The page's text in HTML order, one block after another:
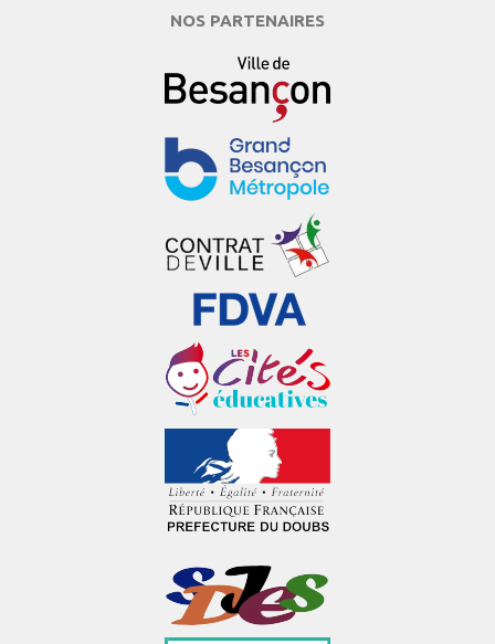
NOS PARTENAIRES